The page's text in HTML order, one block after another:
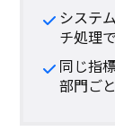
システ
チ処理
同じ指
部門ご